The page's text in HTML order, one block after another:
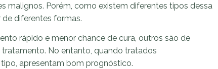
malignos. Porém, como existem diferentes tipos dessa
diferentes formas.
rápido e menor chance de cura, outros são de
No entanto, quando tratados
apresentam bom prognóstico.